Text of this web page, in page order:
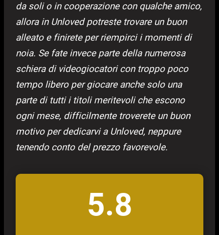
da soli o in cooperazione con qualche amico,
allora in Unloved potreste trovare un buon
alleato e finirete per riempirci i momenti di
noia. Se fate invece parte della numerosa
schiera di videogiocatori con troppo poco
tempo libero per giocare anche solo una
parte di tutti i titoli meritevoli che escono
ogni mese, difficilmente troverete un buon
motivo per dedicarvi a Unloved, neppure
tenendo conto del prezzo favorevole.
5.8